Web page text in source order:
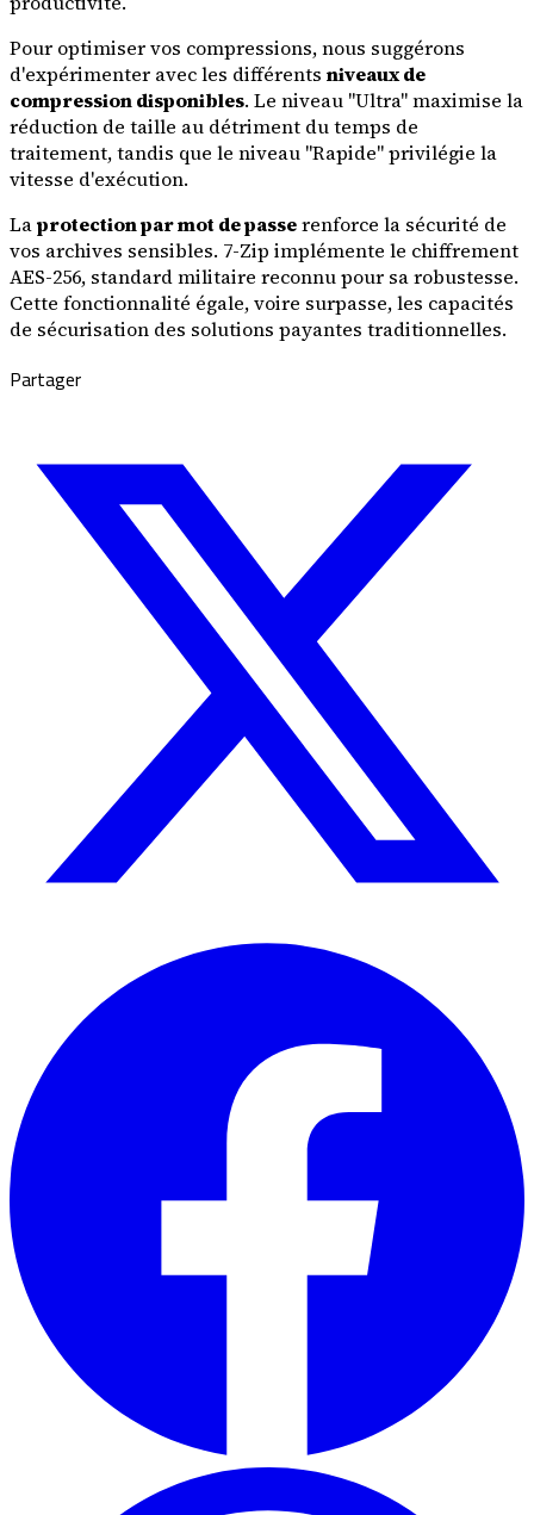
Pour optimiser vos compressions, nous suggérons
d'expérimenter avec les différents niveaux de
compression disponibles. Le niveau "Ultra" maximise la
réduction de taille au détriment du temps de
traitement, tandis que le niveau "Rapide" privilégie la
vitesse d'exécution.
Laprotection par mot de passerenforce la sécurité de
vos archives sensibles. 7-Zip implémente le chiffrement
AES-256, standard militaire reconnu pour sa robustesse.
Cette fonctionnalité égale, voire surpasse, les capacités
de sécurisation des solutions payantes traditionnelles.
Partager